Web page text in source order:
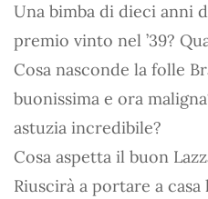
Una bimba di dieci anni
premio vinto nel ’39?
Cosa nasconde la folle
buonissima e ora
astuzia incredibile?
Cosa aspetta il buon
Riuscirà a portare a